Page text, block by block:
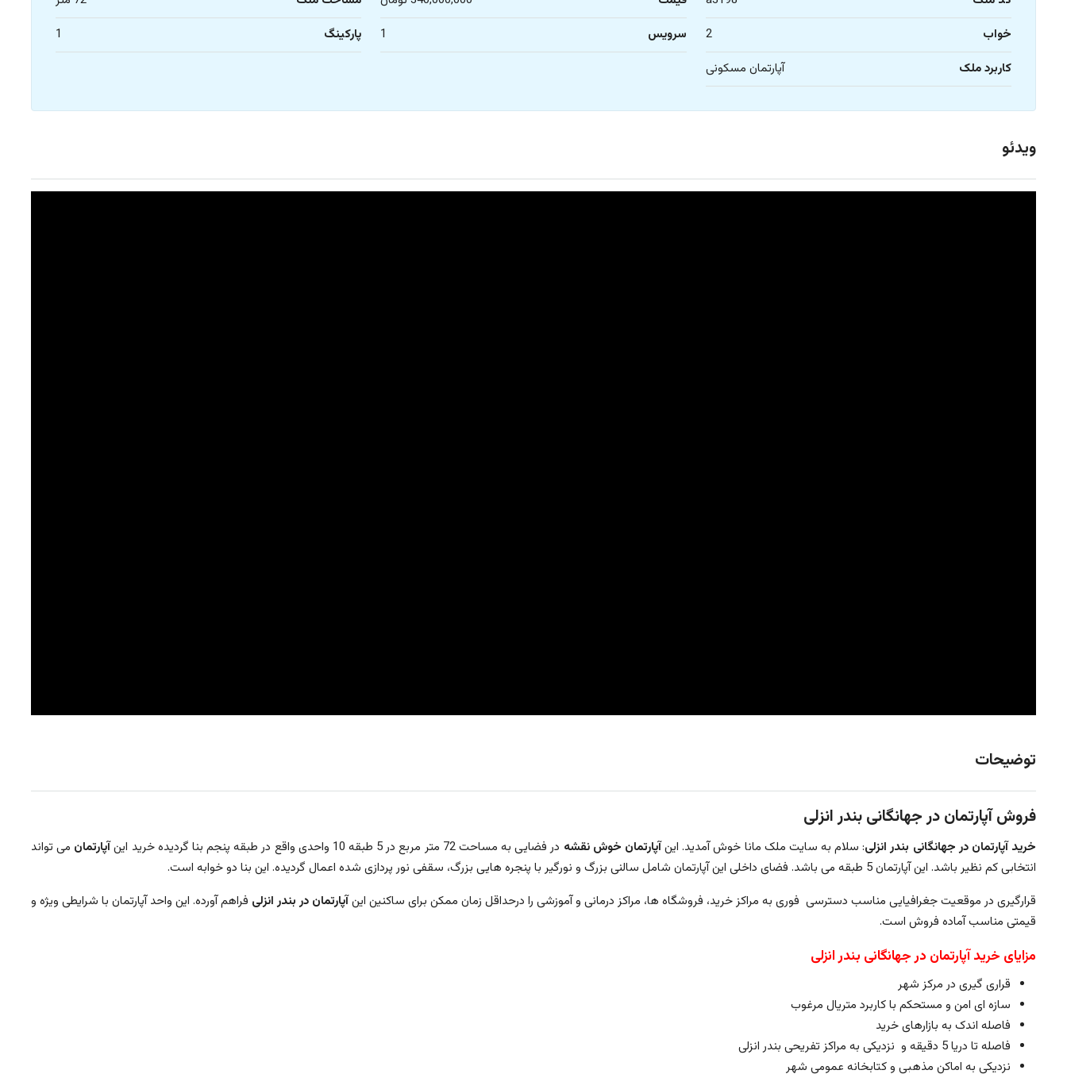
خواب
2 سرویس 1 پارکینگ
1
کاربرد ملک
آپارتمان مسکونی
ویدئو
توضیحات
فروش آپارتمان در جهانگانی بندر انزلی
خرید آپارتمان در جهانگانی بندر انزلی: سلام به سایت ملک مانا خوش آمدید. اینآپارتمان خوش نقشه در فضایی به مساحت 72 متر مربع در 5 طبقه 10 واحدی واقع در طبقه پنجم بنا گردیده خرید این آپارتمان می تواند
انتخابی کم نظیر باشد. این آپارتمان 5 طبقه می باشد. فضای داخلی این آپارتمان شامل سالنی بزرگ و نورگیر با پنجره هایی بزرگ، سقفی نور پردازی شده اعمال گردیده. این بنا دو خوابه است.
قرارگیری در موقعیت جغرافیایی مناسب دسترسی فوری به مراکز خرید، فروشگاه ها، مراکز درمانی و آموزشی را درحداقل زمان ممکن برای ساکنین اینآپارتمان در بندر انزلی فراهم آورده. این واحد آپارتمان با شرایطی ویژه و
قیمتی مناسب آماده فروش است.
مزایای خرید آپارتمان درجهانگانی بندر انزلی
قراری گیری در مرکز شهر
سازه ای امن و مستحکم با کاربرد متریال مرغوب
فاصله اندک به بازارهای خرید
فاصله تا دریا 5 دقیقه و نزدیکی به مراکز تفریحی بندر انزلی
نزدیکی به اماکن مذهبی و کتابخانه عمومی شهر